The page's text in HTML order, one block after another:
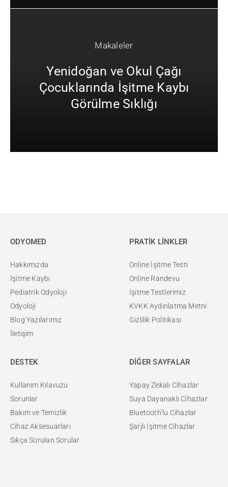
Makaleler
Yenidoğan ve Okul Çağı
Çocuklarında İşitme Kaybı
Görülme Sıklığı
ODYOMED
Hakkımızda
İşitme Kaybı
Pediatrik Odyoloji
Odyoloji
Blog Yazılarımız
İletişim
PRATİK LİNKLER
Online İşitme Testi
Online Randevu
İşitme Testlerimiz
KVKK Aydınlatma Metni
Gizlilik Politikası
DESTEK
Kullanım Kılavuzu
Sorunlar
Bakım ve Temizlik
Cihaz Aksesuarları
Sıkça Sorulan Sorular
DİĞER SAYFALAR
Yapay Zekalı Cihazlar
Suya Dayanaklı Cihazlar
Bluetooth’lu Cihazlar
Şarjlı İşitme Cihazlar